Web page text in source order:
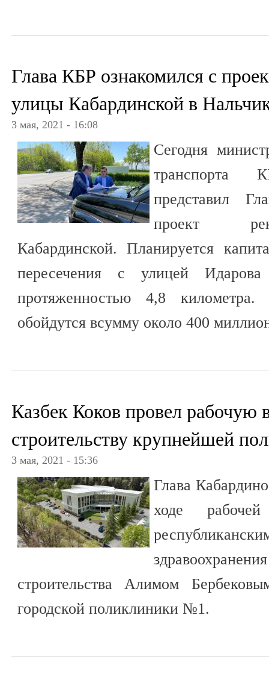
Глава КБР ознакомился с
улицы Кабардинской в
3 мая, 2021 - 16:08
Сегодня
представил
проект
Кабардинской. Планируется
пересечения с улицей
протяженностью 4,8 километра.
обойдутся всумму около 400
Казбек Коков провел рабочую
строительству крупнейшей
3 мая, 2021 - 15:36
Глава
ходе
строительства Алимом
городской поликлиники №1.